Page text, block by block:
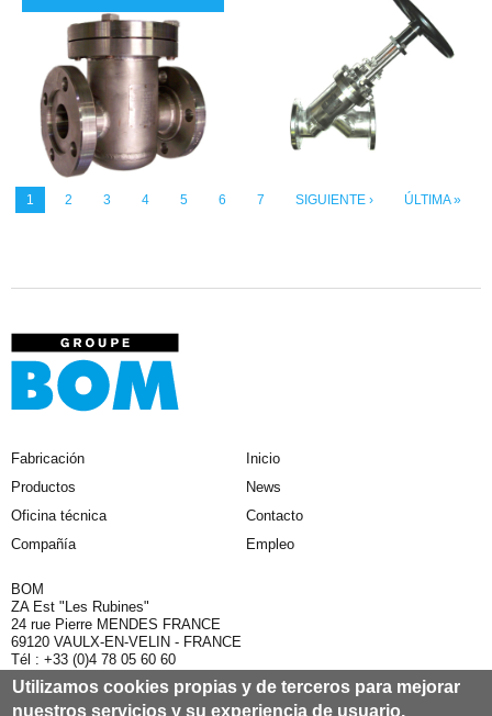
1 2 3 4 5 6 7 SIGUIENTE › ÚLTIMA »
Fabricación
Productos
Oficina técnica
Compañía
Inicio
News
Contacto
Empleo
BOM
ZA Est "Les Rubines"
24 rue Pierre MENDES FRANCE
69120 VAULX-EN-VELIN - FRANCE
Tél : +33 (0)4 78 05 60 60
Fax :+33 (0)4 78 05 60 69
Utilizamos cookies propias y de terceros para mejorar
nuestros servicios y su experiencia de usuario.